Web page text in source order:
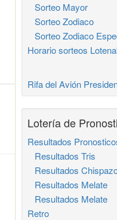
Sorteo Mayor
Sorteo Zodiaco
Sorteo Zodiaco
Horario sorteos
Rifa del Avión
Lotería de
Resultados
Resultados Tris
Resultados
Resultados Melate
Resultados Melate
Retro